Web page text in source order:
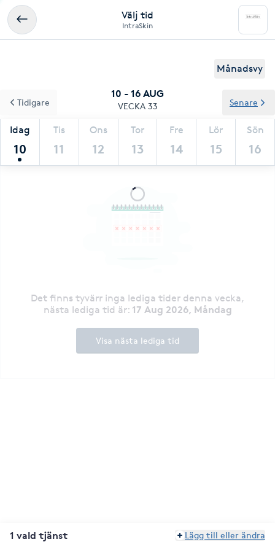
Välj tid
IntraSkin
Månadsvy
10 - 16 AUG
VECKA 33
Idag
10
Tis
11
Ons
12
Tor
13
Fre
14
Lör
15
Sön
16
Tidigare Senare
Det finns tyvärr inga lediga tider denna vecka,
nästa lediga tid är: 17 Aug 2026, Måndag
Visa nästa lediga tid
1 vald tjänst Lägg till eller ändra